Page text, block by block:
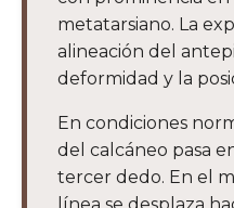
metatarsiano. La
alineación del
deformidad y la
En condiciones
del calcáneo pasa
tercer dedo. En el